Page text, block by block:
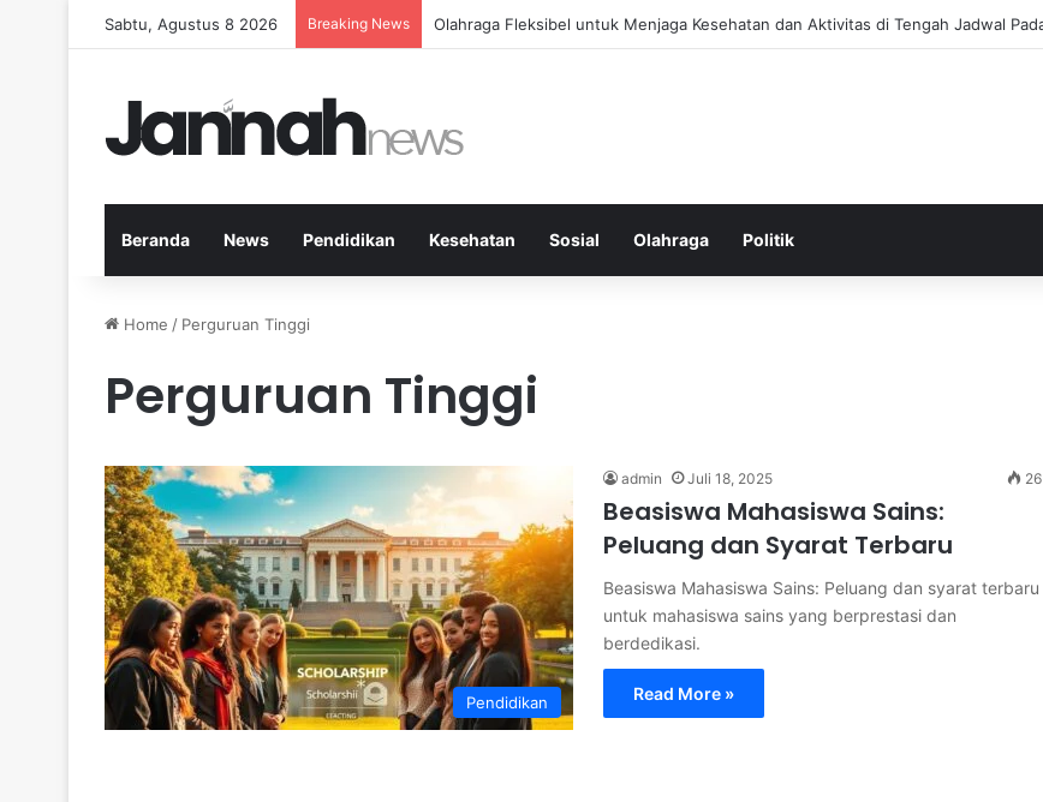
Sabtu, Agustus 8 2026 Breaking News Cara Efektif Menjaga Keseimbangan Hormon Wanita Menjelang Menopause
Beranda News Pendidikan Kesehatan Sosial Olahraga Politik
Home / Perguruan Tinggi
Perguruan Tinggi
Pendidikan
admin Juli 18, 2025 26
Beasiswa Mahasiswa Sains:
Peluang dan Syarat Terbaru
Beasiswa Mahasiswa Sains: Peluang dan syarat terbaru
untuk mahasiswa sains yang berprestasi dan
berdedikasi.
Read More »